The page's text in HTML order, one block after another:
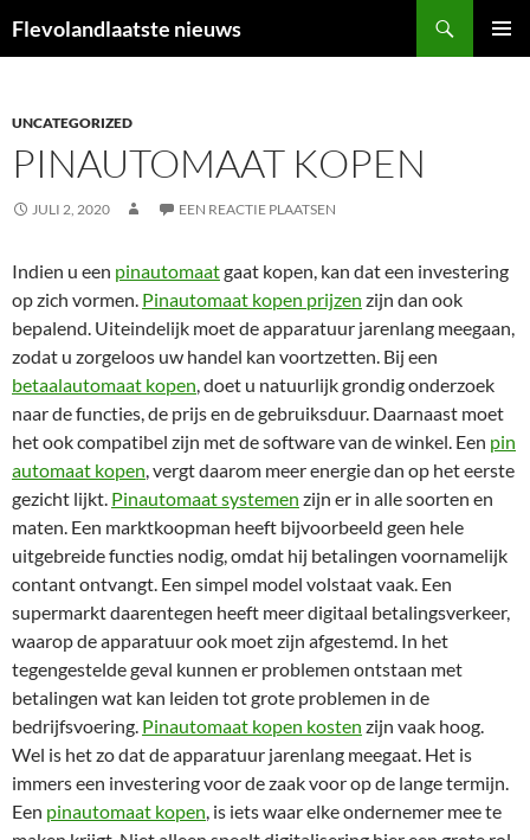
naar
Flevolandlaatste nieuws
UNCATEGORIZED
PINAUTOMAAT KOPEN
JULI 2, 2020 EEN REACTIE PLAATSEN
Indien u een pinautomaatgaat kopen, kan dat een investering
op zich vormen. Pinautomaat kopen prijzen zijn dan ook
bepalend. Uiteindelijk moet de apparatuur jarenlang meegaan,
zodat u zorgeloos uw handel kan voortzetten. Bij een
betaalautomaat kopen, doet u natuurlijk grondig onderzoek
naar de functies, de prijs en de gebruiksduur. Daarnaast moet
het ook compatibel zijn met de software van de winkel. Een pin
automaat kopen, vergt daarom meer energie dan op het eerste
gezicht lijkt. Pinautomaat systemen zijn er in alle soorten en
maten. Een marktkoopman heeft bijvoorbeeld geen hele
uitgebreide functies nodig, omdat hij betalingen voornamelijk
contant ontvangt. Een simpel model volstaat vaak. Een
supermarkt daarentegen heeft meer digitaal betalingsverkeer,
waarop de apparatuur ook moet zijn afgestemd. In het
tegengestelde geval kunnen er problemen ontstaan met
betalingen wat kan leiden tot grote problemen in de
bedrijfsvoering. Pinautomaat kopen kosten zijn vaak hoog.
Wel is het zo dat de apparatuur jarenlang meegaat. Het is
immers een investering voor de zaak voor op de lange termijn.
Een pinautomaat kopen, is iets waar elke ondernemer mee te